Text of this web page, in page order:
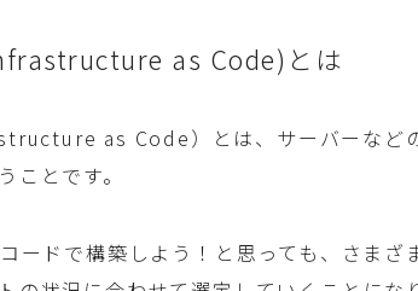
as Code)とは
as Code）とは、サーバーなど
ことです。
ードで構築しよう！と思っても、さまざ